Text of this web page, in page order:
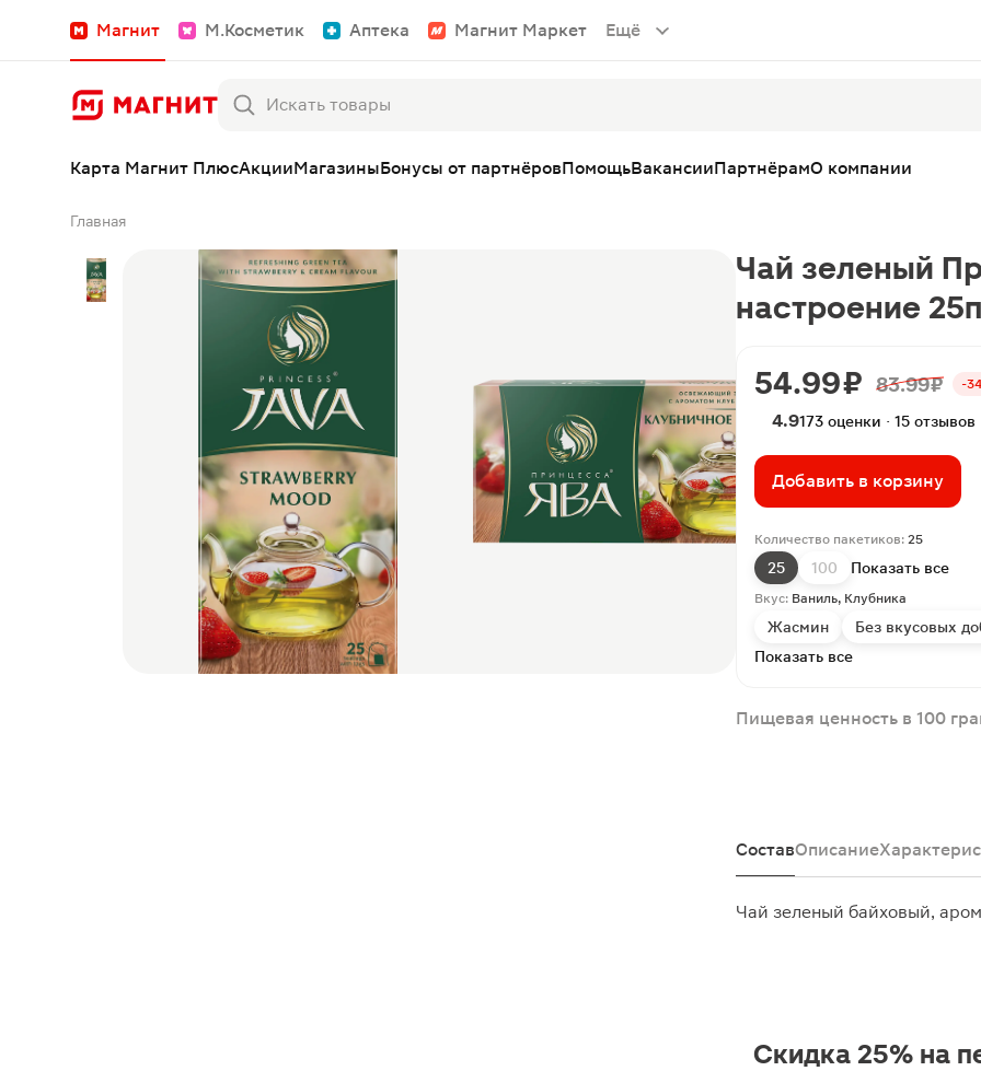
Магнит М.Косметик Аптека Магнит Маркет Ещё
Карта Магнит ПлюсАкцииМагазиныБонусы от партнёровПомощьВакансииПартнёрамО компании
Главная
Чай зеленый
настроение
54.99 ₽ 83.99 ₽ -
4.9173 оценки · 15 отзывов
Добавить в корзину
Количество пакетиков: 25
25 100 Показать все
Вкус: Ваниль, Клубника
Жасмин
Без вкусовых
Показать все
Пищевая ценность в 100
СоставОписание
Чай зеленый байховый,
Скидка 25% на